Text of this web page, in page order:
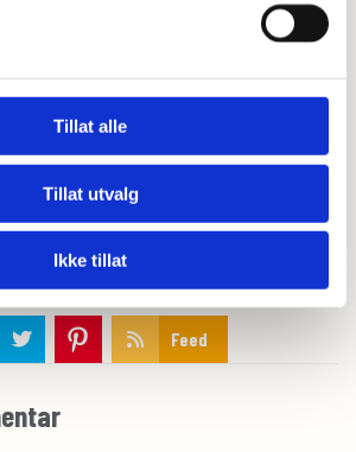
Tillat alle
Tillat utvalg
Ikke tillat
farge.
før du drysser over melis og pynter med friske
Feed